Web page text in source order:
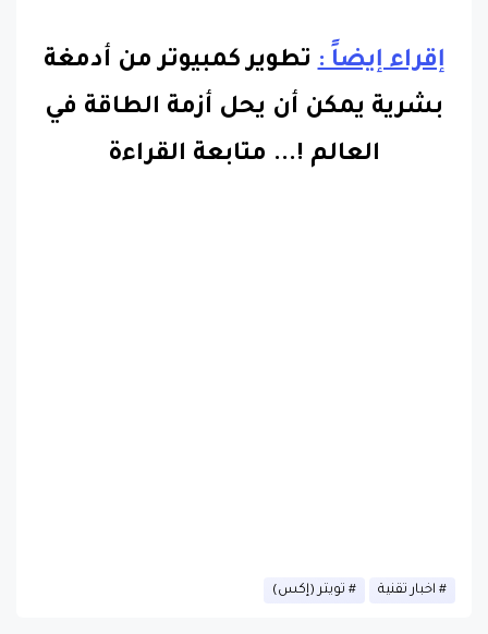
إقراء إيضاً : تطوير كمبيوتر من أدمغة
بشرية يمكن أن يحل أزمة الطاقة في
العالم !... متابعة القراءة
اخبار تقنية تويتر (إكس)